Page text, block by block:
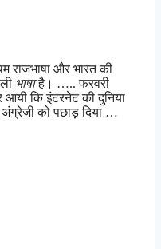
राजभाषा और भारत की
भाषाहै। ….. फरवरी
कि इंटरनेट की दुनिया
को पछाड़ दिया …